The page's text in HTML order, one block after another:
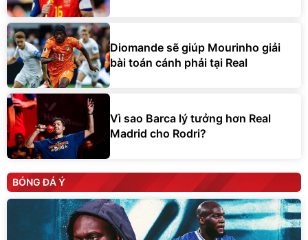
Diomande sẽ giúp Mourinho giải
bài toán cánh phải tại Real
Vì sao Barca lý tưởng hơn Real
Madrid cho Rodri?
BÓNG ĐÁ Ý